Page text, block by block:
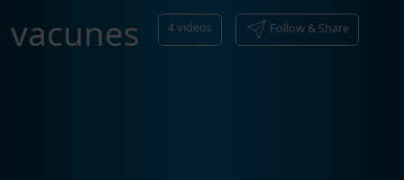
vacunes 4videos Follow & Share